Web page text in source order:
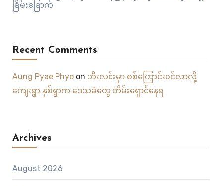
ခြိမ်းခြောက်
Recent Comments
Aung Pyae Phyoon ဘီးလင်းမှာ စစ်ကြောင်းဝင်လာလို့
ကျေးရွာ နှစ်ရွာက ဒေသခံတွေ တိမ်းရှောင်နေရ
Archives
August 2026